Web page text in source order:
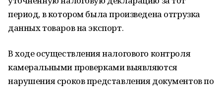
период, в котором была произведена отгрузка
данных товаров на экспорт.
В ходе осуществления налогового контроля
камеральными проверками выявляются
нарушения сроков представления документов по